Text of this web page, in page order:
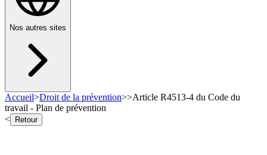
Nos autres sites
Accueil>Droit de la prévention>>Article R4513-4 du Code du
travail - Plan de prévention
<
Retour